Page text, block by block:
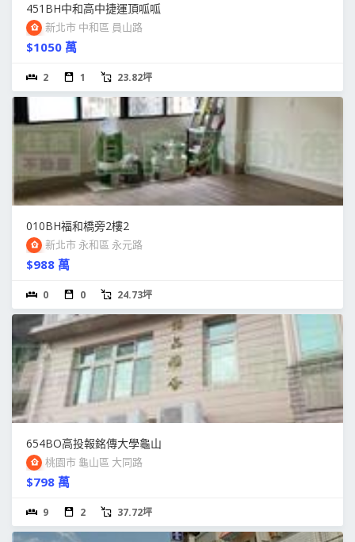
451BH中和高中捷運頂呱呱
新北市 中和區 員山路
$1050 萬
2 1 23.82坪
010BH福和橋旁2樓2
新北市 永和區 永元路
$988 萬
0 0 24.73坪
654BO高投報銘傳大學龜山
桃園市 龜山區 大同路
$798 萬
9 2 37.72坪